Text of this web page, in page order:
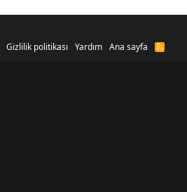
Gizlilik politikası Yardım Ana sayfa
R